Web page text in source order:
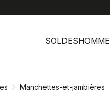
SOLDESHOMME
Manchettes-et-jambières